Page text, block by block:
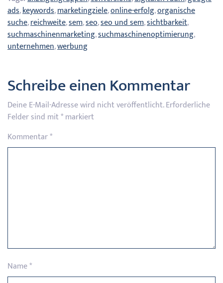
ads,keywords,marketingziele,online-erfolg,organische
suche,reichweite,sem,seo,seo und sem,sichtbarkeit,
suchmaschinenmarketing,suchmaschinenoptimierung,
unternehmen,werbung
Schreibe einen Kommentar
Deine E-Mail-Adresse wird nicht veröffentlicht.Erforderliche
Felder sind mit*markiert
Kommentar*
Name*